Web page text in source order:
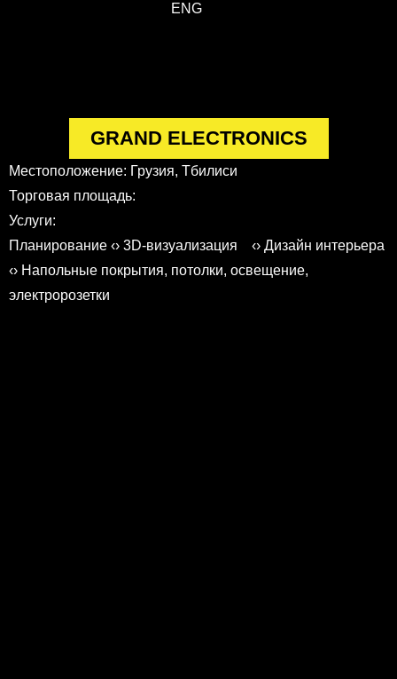
ENG
GRAND ELECTRONICS
Местоположение: Грузия, Тбилиси
Торговая площадь:
Услуги:
Планирование ‹› 3D-визуализация ‹› Дизайн интерьера
‹› Напольные покрытия, потолки, освещение,
электророзетки